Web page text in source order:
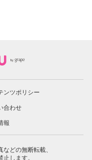
ンツポリシー
合わせ
報
どの無断転載、
します。